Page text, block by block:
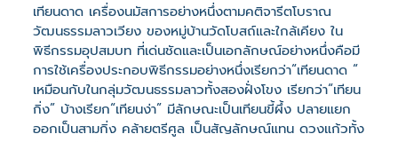
เทียนดาด เครื่องนมัสการอย่างหนึ่งตามคติจารีตโบราณ
วัฒนธรรมลาวเวียง ของหมู่บ้านวัดโบสถ์และใกล้เคียง ใน
พิธีกรรมอุปสมบท ที่เด่นชัดและเป็นเอกลักษณ์อย่างหนึ่งคือมี
การใช้เครื่องประกอบพิธีกรรมอย่างหนึ่งเรียกว่า“เทียนดาด “
เหมือนกับในกลุ่มวัฒนธรรมลาวทั้งสองฝั่งโขง เรียกว่า“เทียน
กิ่ง” บ้างเรียก“เทียนง่า” มีลักษณะเป็นเทียนขี้ผึ้ง ปลายแยก
ออกเป็นสามกิ่ง คล้ายตรีศูล เป็นสัญลักษณ์แทน ดวงแก้วทั้ง